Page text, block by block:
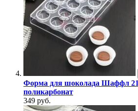
Форма для шоколада Шаффл 21
поликарбонат
349 руб.